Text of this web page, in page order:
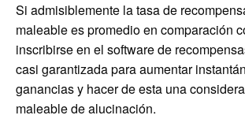
Si admisiblemente la tasa de
maleable es promedio en comparación
inscribirse en el software de
casi garantizada para aumentar
ganancias y hacer de esta una
maleable de alucinación.